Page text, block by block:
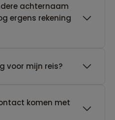
achternaam
ergens rekening
voor mijn reis?
komen met